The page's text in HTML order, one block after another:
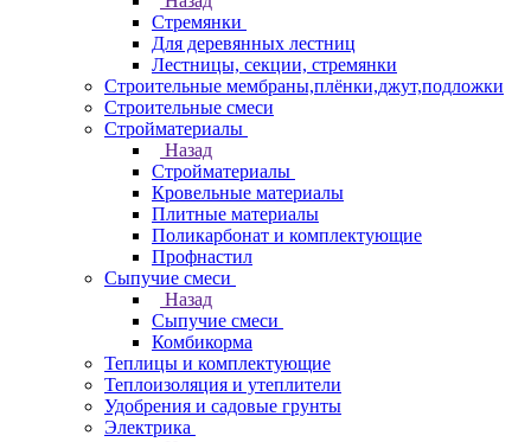
Стремянки
Для деревянных лестниц
Лестницы, секции, стремянки
Строительные мембраны,плёнки,джут,подложки
Строительные смеси
Стройматериалы
Назад
Стройматериалы
Кровельные материалы
Плитные материалы
Поликарбонат и комплектующие
Профнастил
Сыпучие смеси
Назад
Сыпучие смеси
Комбикорма
Теплицы и комплектующие
Теплоизоляция и утеплители
Удобрения и садовые грунты
Электрика